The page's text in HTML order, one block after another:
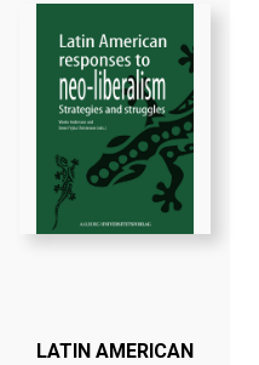
LATIN AMERICAN